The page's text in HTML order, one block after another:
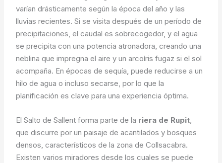
varían drásticamente según la época del año y las
lluvias recientes. Si se visita después de un período de
precipitaciones, el caudal es sobrecogedor, y el agua
se precipita con una potencia atronadora, creando una
neblina que impregna el aire y un arcoíris fugaz si el sol
acompaña. En épocas de sequía, puede reducirse a un
hilo de agua o incluso secarse, por lo que la
planificación es clave para una experiencia óptima.
El Salto de Sallent forma parte de la riera de Rupit,
que discurre por un paisaje de acantilados y bosques
densos, característicos de la zona de Collsacabra.
Existen varios miradores desde los cuales se puede